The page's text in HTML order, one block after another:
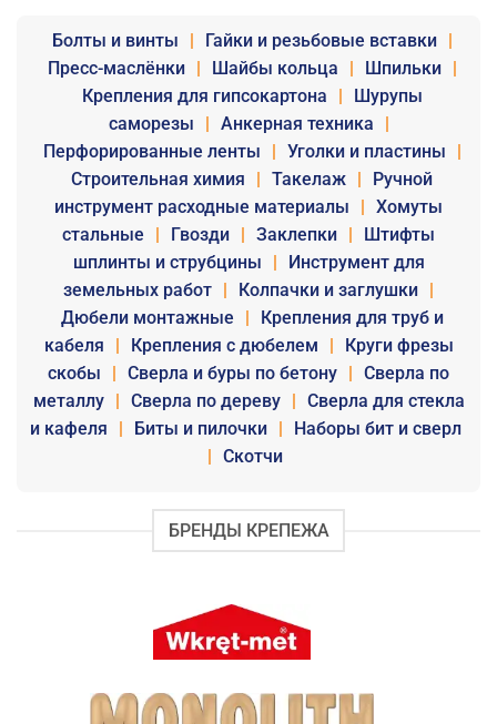
Болты и винты Гайки и резьбовые вставки
Пресс-маслёнки
Шайбы кольца Шпильки
Крепления для гипсокартона
Шурупы
саморезы
Анкерная техника
Перфорированные ленты
Уголки и пластины
Строительная химия
Такелаж
Ручной
инструмент расходные материалы
Хомуты
стальные
Гвозди Заклепки
Штифты
шплинты и струбцины
Инструмент для
земельных работ
Колпачки и заглушки
Дюбели монтажные
Крепления для труб и
кабеля
Крепления с дюбелем
Круги фрезы
скобы
Сверла и буры по бетону
Сверла по
металлу
Сверла по дереву
Сверла для стекла
и кафеля
Биты и пилочки
Наборы бит и сверл
Скотчи
БРЕНДЫ КРЕПЕЖА